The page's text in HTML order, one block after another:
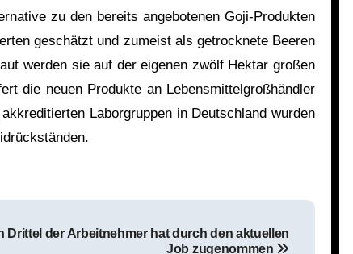
zu den bereits angebotenen Goji-Produkten
geschätzt und zumeist als getrocknete Beeren
werden sie auf der eigenen zwölf Hektar großen
die neuen Produkte an Lebensmittelgroßhändler
Laborgruppen in Deutschland wurden
Drittel der Arbeitnehmer hat durch den aktuellen
Job zugenommen